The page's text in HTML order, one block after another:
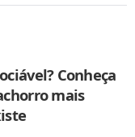
Conheça
mais